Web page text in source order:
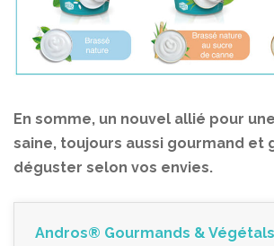
En somme, un nouvel allié pour
saine, toujours aussi gourmand et
déguster selon vos envies.
Andros® Gourmands &